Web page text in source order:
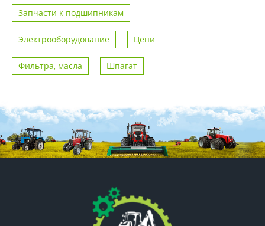
Запчасти к подшипникам
Электрооборудование Цепи
Фильтра, масла Шпагат